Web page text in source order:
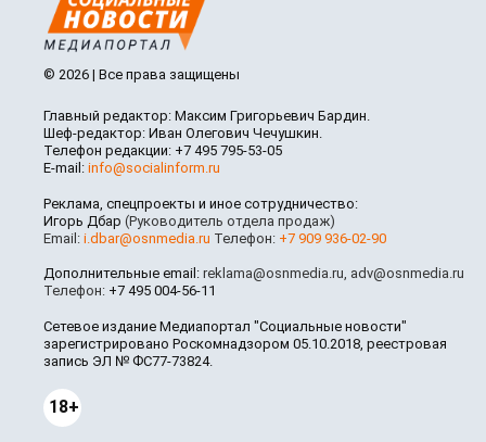
© 2026 | Все права защищены
Главный редактор: Максим Григорьевич Бардин.
Шеф-редактор: Иван Олегович Чечушкин.
Телефон редакции: +7 495 795-53-05
E-mail: info@socialinform.ru
Реклама, спецпроекты и иное сотрудничество:
Игорь Дбар (Руководитель отдела продаж)
Email: i.dbar@osnmedia.ru Телефон: +7 909 936-02-90
Дополнительные email: reklama@osnmedia.ru, adv@osnmedia.ru
Телефон: +7 495 004-56-11
Сетевое издание Медиапортал "Социальные новости"
зарегистрировано Роскомнадзором 05.10.2018, реестровая
запись ЭЛ № ФС77-73824.
18+